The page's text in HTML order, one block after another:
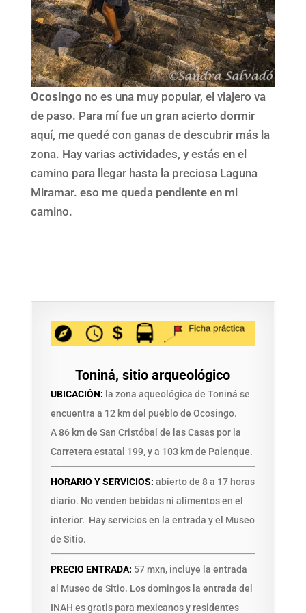
Ocosingo no es una muy popular, el viajero va
de paso. Para mí fue un gran acierto dormir
aquí, me quedé con ganas de descubrir más la
zona. Hay varias actividades, y estás en el
camino para llegar hasta la preciosa Laguna
Miramar. eso me queda pendiente en mi
camino.
Toniná, sitio arqueológico
UBICACIÓN: la zona aqueológica de Toniná se
encuentra a 12 km del pueblo de Ocosingo.
A 86 km de San Cristóbal de las Casas por la
Carretera estatal 199, y a 103 km de Palenque.
HORARIO Y SERVICIOS: abierto de 8 a 17 horas
diario. No venden bebidas ni alimentos en el
interior. Hay servicios en la entrada y el Museo
de Sitio.
PRECIO ENTRADA: 57 mxn, incluye la entrada
al Museo de Sitio. Los domingos la entrada del
INAH es gratis para mexicanos y residentes